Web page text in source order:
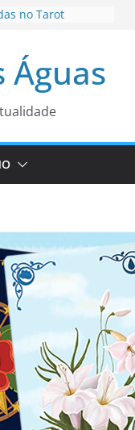
no Tarot
no Tarot
Águas